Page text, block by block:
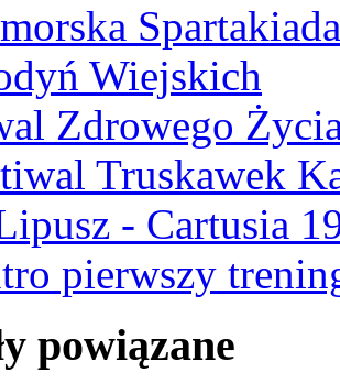
Wiejskich
Zdrowego
Truskawek
- Cartusia
pierwszy
powiązane